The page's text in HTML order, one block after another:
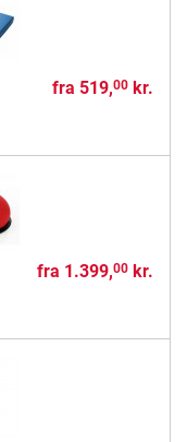
fra 519,00kr.
fra 1.399,00kr.